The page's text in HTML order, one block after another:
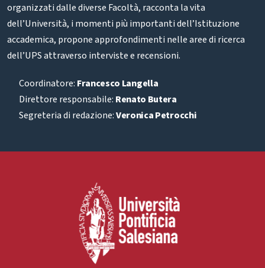
organizzati dalle diverse Facoltà, racconta la vita
dell’Università, i momenti più importanti dell’Istituzione
accademica, propone approfondimenti nelle aree di ricerca
dell’UPS attraverso interviste e recensioni.
Coordinatore: Francesco Langella
Direttore responsabile: Renato Butera
Segreteria di redazione:Veronica Petrocchi